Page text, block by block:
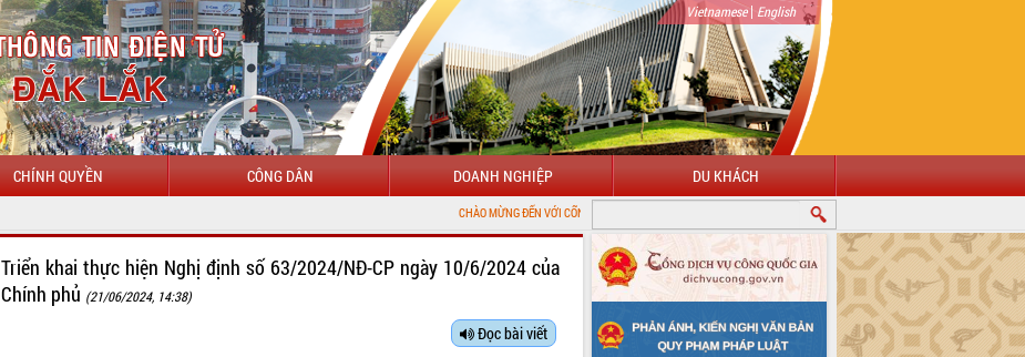
Vietnamese| English
CHÍNH QUYỀN CÔNG DÂN DOANH NGHIỆP DU KHÁCH
CHÀO MỪNG ĐẾN VỚI CỔNG THÔNG TIN ĐIỆN TỬ TỈNH ĐẮK LẮK
Triển khai thực hiện Nghị định số 63/2024/NĐ-CP ngày 10/6/2024 của
Chính phủ (21/06/2024, 14:38)
Đọc bài viết